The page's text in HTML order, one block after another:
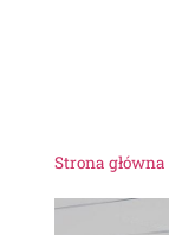
Strona główna